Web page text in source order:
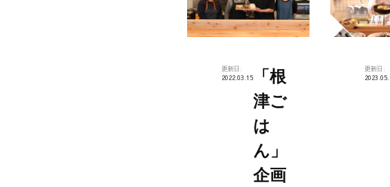
更新日:
2022.03.15
「根
津ご
は
ん」
企画
更新日: